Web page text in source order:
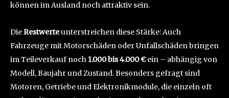
können im Ausland noch attraktiv sein.
DieRestwerteunterstreichen diese Stärke: Auch
Fahrzeuge mit Motorschäden oder Unfallschäden bringen
im Teileverkauf noch1.000 bis 4.000 € ein – abhängig von
Modell, Baujahr und Zustand. Besonders gefragt sind
Motoren, Getriebe und Elektronikmodule, die einzeln oft